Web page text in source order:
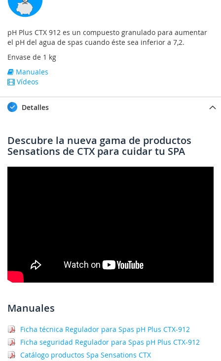
pH Plus CTX 912 es un compuesto granulado para aumentar
el pH del agua de spas cuando éste sea inferior a 7,2.
Envase de 1 kg
Manuales
Vídeos
Detalles
Descubre la nueva gama de productos
Sensations de CTX para cuidar tu SPA
Manuales
Ficha técnica Regulador para Spas pH Plus CTX-912
Ficha seguridad Regulador para Spas pH Plus CTX-912
Catálogo productos Spa Sensations CTX